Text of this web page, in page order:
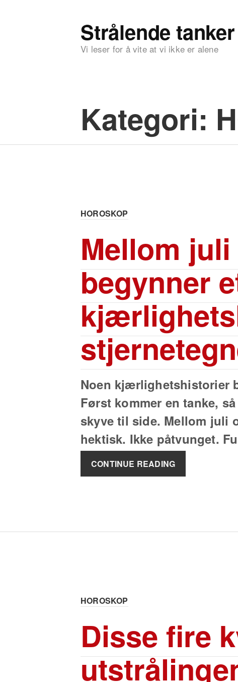
Strålende tanker
Vi leser for å vite at vi ikke er alene
Kategori:
HOROSKOP
Mellom
begynner
Noen kjærlighetshistorier
Først kommer en tanke,
skyve til side. Mellom juli
hektisk. Ikke påtvunget.
CONTINUE READING
HOROSKOP
Disse fire